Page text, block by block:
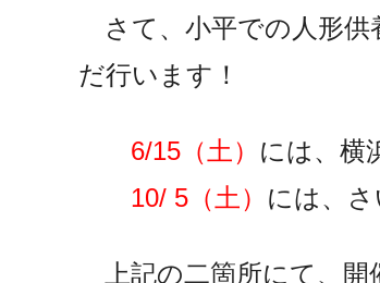
さて、小平での人形供
だ行います！
6/15（土） には、横
10/ 5（土） には、
上記の二箇所にて、開